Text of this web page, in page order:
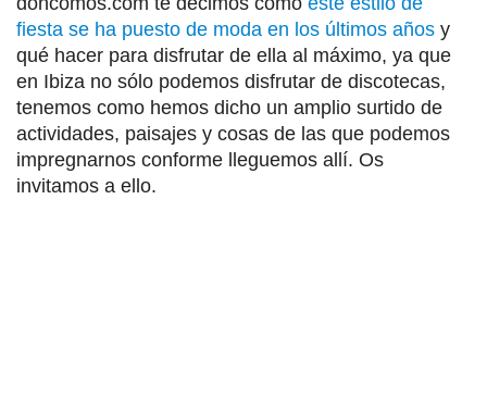
fiesta se ha puesto de moda en los últimos años y
qué hacer para disfrutar de ella al máximo, ya que
en Ibiza no sólo podemos disfrutar de discotecas,
tenemos como hemos dicho un amplio surtido de
actividades, paisajes y cosas de las que podemos
impregnarnos conforme lleguemos allí. Os
invitamos a ello.